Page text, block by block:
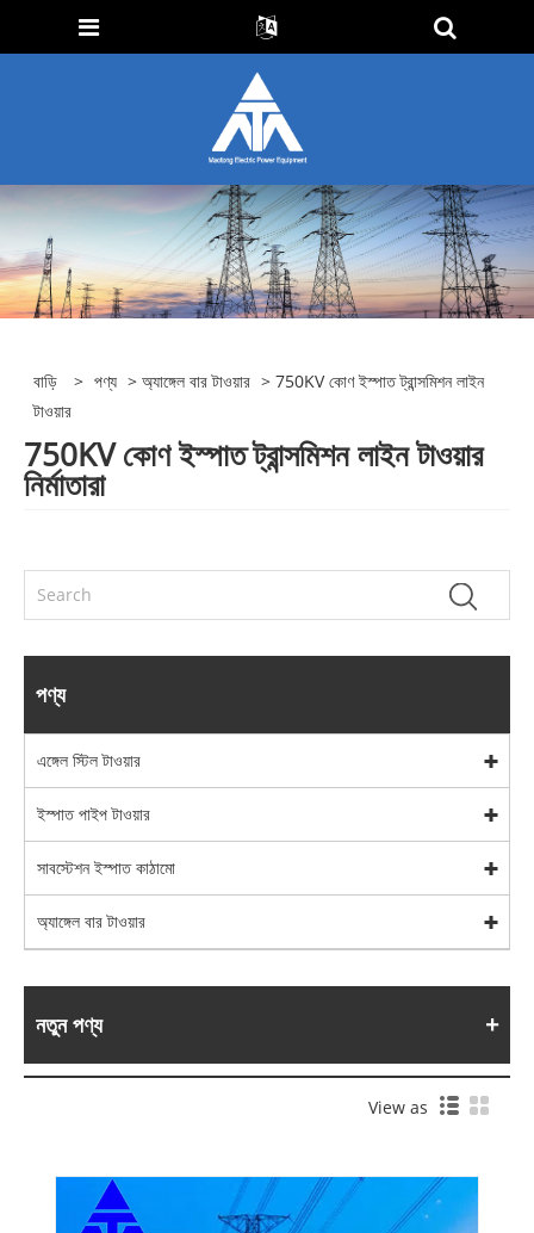
বাড়ি > পণ্য >অ্যাঙ্গেল বার টাওয়ার > 750KV কোণ ইস্পাত ট্রান্সমিশন লাইন
টাওয়ার
750KV কোণ ইস্পাত ট্রান্সমিশন লাইন টাওয়ার
নির্মাতারা
পণ্য
এঙ্গেল স্টিল টাওয়ার
ইস্পাত পাইপ টাওয়ার
সাবস্টেশন ইস্পাত কাঠামো
অ্যাঙ্গেল বার টাওয়ার
নতুন পণ্য
View as